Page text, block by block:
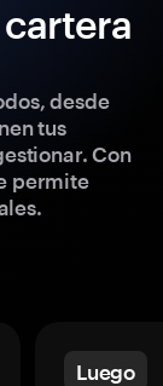
desde
tus
Con
permite
Luego